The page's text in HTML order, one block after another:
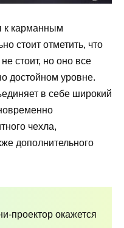
к карманным
стоит отметить, что
стоит, но оно все
достойном уровне.
в себе широкий
чехла,
дополнительного
проектор окажется